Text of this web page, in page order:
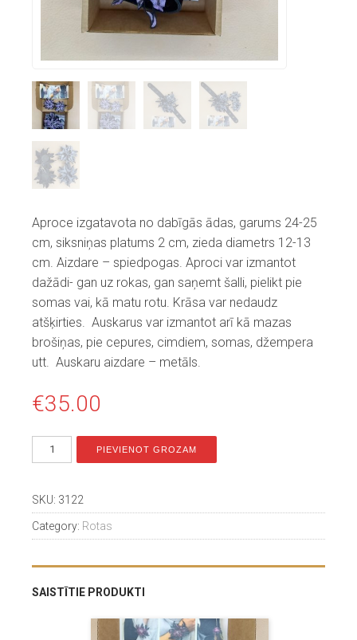
Aproce izgatavota no dabīgās ādas, garums 24-25
cm, siksniņas platums 2 cm, zieda diametrs 12-13
cm. Aizdare – spiedpogas. Aproci var izmantot
dažādi- gan uz rokas, gan saņemt šalli, pielikt pie
somas vai, kā matu rotu. Krāsa var nedaudz
atšķirties. Auskarus var izmantot arī kā mazas
brošiņas, pie cepures, cimdiem, somas, džempera
utt. Auskaru aizdare – metāls.
€35.00
PIEVIENOT GROZAM
SKU: 3122
Category: Rotas
SAISTĪTIE PRODUKTI